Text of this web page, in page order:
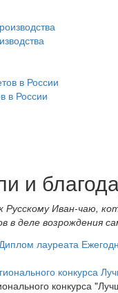
в России
и
Русскому Иван-чаю,
в деле возрождения
конкурса
конкурса